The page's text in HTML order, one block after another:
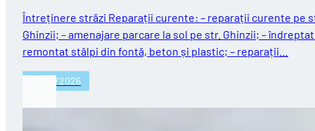
Întreținere străzi Reparații curente: – reparații curente pe
Ghinzii; – amenajare parcare la sol pe str. Ghinzii; –
remontat stâlpi din fontă, beton și plastic; – reparații…
27/07/2026